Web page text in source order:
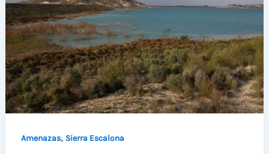
UNA
LÍNEA
ELÉCTRICA
EN
SIERRA
ESCALONA
Amenazas, Sierra Escalona